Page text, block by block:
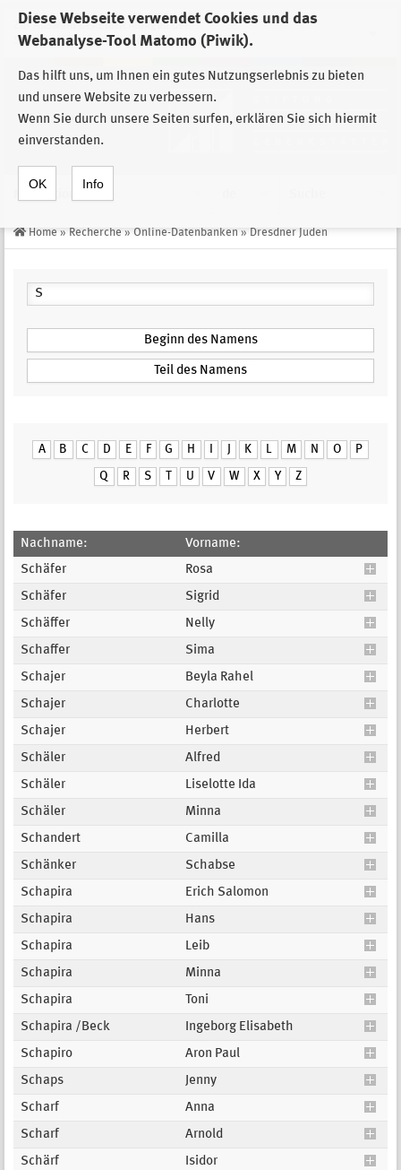
Diese Webseite verwendet Cookies und das
Webanalyse-Tool Matomo (Piwik).
Das hilft uns, um Ihnen ein gutes Nutzungserlebnis zu bieten
und unsere Website zu verbessern.
Wenn Sie durch unsere Seiten surfen, erklären Sie sich hiermit
einverstanden.
OK Info
Zur Auswahl der Einrichtungen der
Stiftung Sächsische Gedenkstätten
Home » Recherche » Online-Datenbanken » Dresdner Juden
A B C D E F G H K L M N O P
Q R S U V W X Y Z
Nachname:
Vorname:
Schäfer
Rosa
Schäfer
Sigrid
Schäffer
Nelly
Schaffer
Sima
Schajer
Beyla Rahel
Schajer
Charlotte
Schajer
Herbert
Schäler
Alfred
Schäler
Liselotte Ida
Schäler
Minna
Schandert
Camilla
Schänker
Schabse
Schapira
Erich Salomon
Schapira
Hans
Schapira
Leib
Schapira
Minna
Schapira
Toni
Schapira /Beck
Ingeborg Elisabeth
Schapiro
Aron Paul
Schaps
Jenny
Scharf
Anna
Scharf
Arnold
Schärf
Isidor